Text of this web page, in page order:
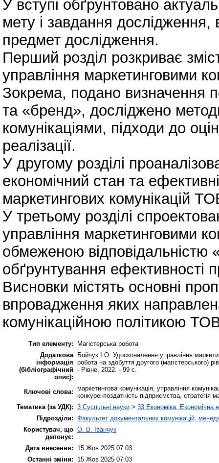
У вступі обґрунтовано
мету і завдання дослідження,
предмет дослідження.
Перший розділ розкриває
управління маркетинговими
Зокрема, подано визначення
та «бренд», досліджено
комунікаціями, підходи до
реалізації.
У другому розділі
економічний стан та
маркетингових комунікацій
У третьому розділі
управління маркетинговими
обмеженою відповідальністю
обґрунтування ефективності
Висновки містять основні
впровадження яких
комунікаційною політикою
Тип елементу:
Магістерська робота
Додаткова
інформація
(бібліографічний
опис):
Бойчук І.О. Удосконалення управління
робота на здобуття другого (магістерського)
- Рівне, 2022. - 99 с.
Ключові слова: маркетингова комунікація, управління
конкурентоздатність підприємства, стратегія
Тематика (за УДК): 3 Суспільні науки > 33 Економіка. Економічна
Підрозділи: Факультет документальних комунікацій,
Користувач, що
депонує:
О. В. Іванчук
Дата внесення:
15 Жов 2025 07:03
Останні зміни:
15 Жов 2025 07:03